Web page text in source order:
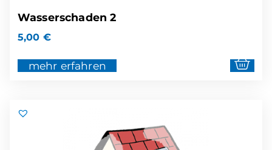
Wasserschaden 2
5,00 €
mehr erfahren